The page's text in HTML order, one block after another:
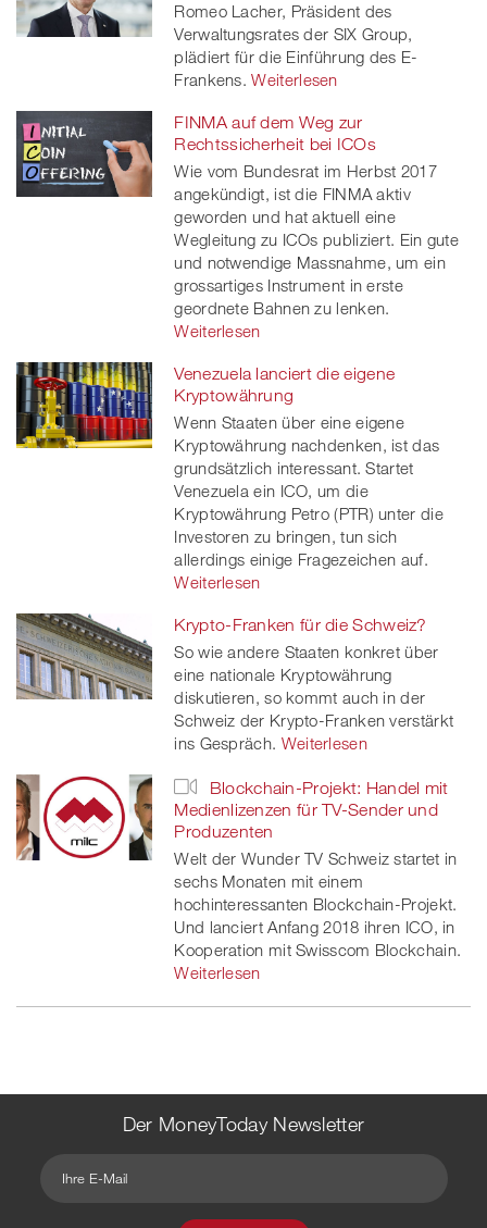
Romeo Lacher, Präsident des
Verwaltungsrates der SIX Group,
plädiert für die Einführung des E-
Frankens. Weiterlesen
FINMA auf dem Weg zur
Rechtssicherheit bei ICOs
Wie vom Bundesrat im Herbst 2017
angekündigt, ist die FINMA aktiv
geworden und hat aktuell eine
Wegleitung zu ICOs publiziert. Ein gute
und notwendige Massnahme, um ein
grossartiges Instrument in erste
geordnete Bahnen zu lenken.
Weiterlesen
Venezuela lanciert die eigene
Kryptowährung
Wenn Staaten über eine eigene
Kryptowährung nachdenken, ist das
grundsätzlich interessant. Startet
Venezuela ein ICO, um die
Kryptowährung Petro (PTR) unter die
Investoren zu bringen, tun sich
allerdings einige Fragezeichen auf.
Weiterlesen
Krypto-Franken für die Schweiz?
So wie andere Staaten konkret über
eine nationale Kryptowährung
diskutieren, so kommt auch in der
Schweiz der Krypto-Franken verstärkt
ins Gespräch. Weiterlesen
Blockchain-Projekt: Handel mit
Medienlizenzen für TV-Sender und
Produzenten
Welt der Wunder TV Schweiz startet in
sechs Monaten mit einem
hochinteressanten Blockchain-Projekt.
Und lanciert Anfang 2018 ihren ICO, in
Kooperation mit Swisscom Blockchain.
Weiterlesen
Der MoneyToday Newsletter